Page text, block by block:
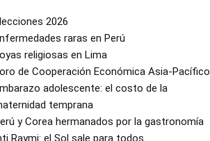
2026
raras en Perú
religiosas en Lima
de Cooperación Económica Asia-Pacífico
adolescente: el costo de la
temprana
y Corea hermanados por la gastronomía
Raymi: el Sol sale para todos